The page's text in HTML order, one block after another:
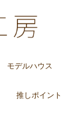
モデルハウス
推しポイント